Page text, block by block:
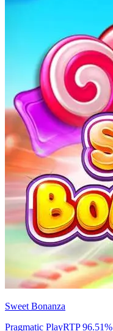
Sweet Bonanza
Pragmatic PlayRTP96.51%